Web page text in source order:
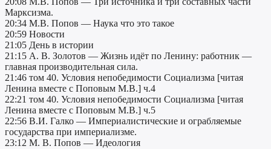
Марксизма.
20:34 М.В. Попов — Наука что это такое
20:59 Новости
21:05 День в истории
21:15 А. В. Золотов — Жизнь идёт по Ленину: работник —
главная производительная сила.
21:46 том 40. Условия непобедимости Социализма [читая
Ленина вместе с Поповым М.В.] ч.4
22:21 том 40. Условия непобедимости Социализма [читая
Ленина вместе с Поповым М.В.] ч.5
22:56 В.И. Галко — Империалистические и ограбляемые
государства при империализме.
23:12 М. В. Попов — Идеология